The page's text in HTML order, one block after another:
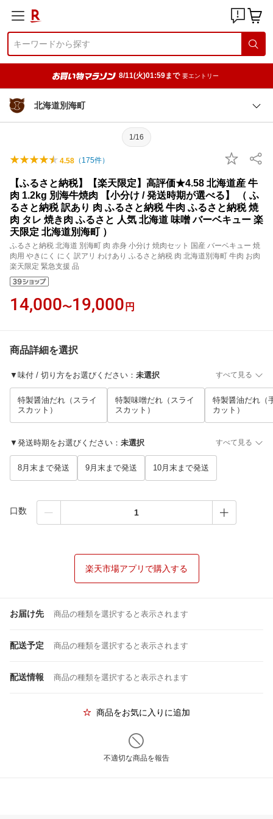
8/11(火)01:59まで 要エントリー
北海道別海町
1/16
4.58 （ 175件）
【ふるさと納税】【楽天限定】高評価★4.58 北海道産 牛
肉 1.2kg 別海牛焼肉 【小分け / 発送時期が選べる】 （ ふ
るさと納税 訳あり 肉 ふるさと納税 牛肉 ふるさと納税 焼
肉 タレ 焼き肉 ふるさと 人気 北海道 味噌 バーベキュー 楽
天限定 北海道別海町 ）
ふるさと納税 北海道 別海町 肉 赤身 小分け 焼肉セット 国産 バーベキュー 焼
肉用 やきにく にく 訳アリ わけあり ふるさと納税 肉 北海道別海町 牛肉 お肉
楽天限定 緊急支援 品
14,000〜19,000 円
商品詳細を選択
▼味付 / 切り方をお選びください ： 未選択 すべて見る
特製醤油だれ（スライ
スカット）
特製味噌だれ（スライ
スカット）
特製醤油だれ（
カット）
▼発送時期をお選びください ： 未選択 すべて見る
8月末まで発送 9月末まで発送 10月末まで発送
口数
楽天市場アプリで購入する
お届け先 商品の種類を選択すると表示されます
配送予定 商品の種類を選択すると表示されます
配送情報 商品の種類を選択すると表示されます
商品をお気に入りに追加
不適切な商品を報告